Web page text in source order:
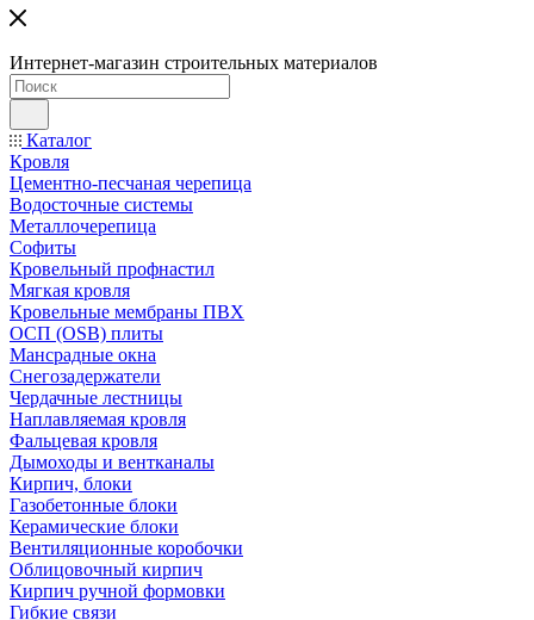
Интернет-магазин строительных материалов
Каталог
Кровля
Цементно-песчаная черепица
Водосточные системы
Металлочерепица
Софиты
Кровельный профнастил
Мягкая кровля
Кровельные мембраны ПВХ
ОСП (OSB) плиты
Мансрадные окна
Снегозадержатели
Чердачные лестницы
Наплавляемая кровля
Фальцевая кровля
Дымоходы и вентканалы
Кирпич, блоки
Газобетонные блоки
Керамические блоки
Вентиляционные коробочки
Облицовочный кирпич
Кирпич ручной формовки
Гибкие связи